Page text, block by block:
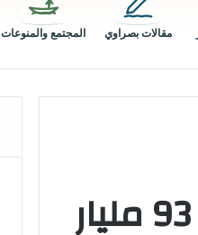
مقالات بصراوي المجتمع والمنوعات
ماكرون يعلن حصيلة تاريخية بقيمة 93 مليار